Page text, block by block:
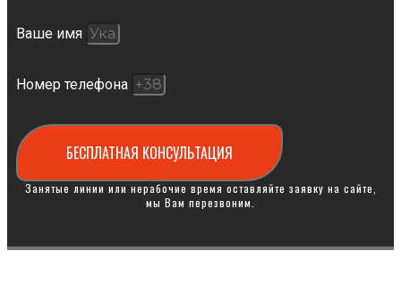
Ваше имя
Номер телефона
БЕСПЛАТНАЯ КОНСУЛЬТАЦИЯ
Занятые линии или нерабочие время оставляйте заявку на сайте,
мы Вам перезвоним.